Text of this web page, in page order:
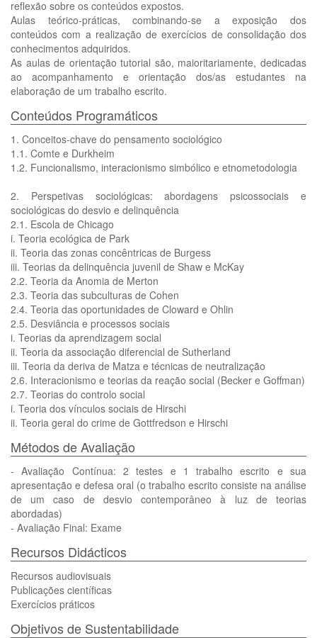
reflexão sobre os conteúdos expostos.
Aulas teórico-práticas, combinando-se a exposição dos
conteúdos com a realização de exercícios de consolidação dos
conhecimentos adquiridos.
As aulas de orientação tutorial são, maioritariamente, dedicadas
ao acompanhamento e orientação dos/as estudantes na
elaboração de um trabalho escrito.
Conteúdos Programáticos
1. Conceitos-chave do pensamento sociológico
1.1. Comte e Durkheim
1.2. Funcionalismo, interacionismo simbólico e etnometodologia
2. Perspetivas sociológicas: abordagens psicossociais e
sociológicas do desvio e delinquência
2.1. Escola de Chicago
i. Teoria ecológica de Park
ii. Teoria das zonas concêntricas de Burgess
iii. Teorias da delinquência juvenil de Shaw e McKay
2.2. Teoria da Anomia de Merton
2.3. Teoria das subculturas de Cohen
2.4. Teoria das oportunidades de Cloward e Ohlin
2.5. Desviância e processos sociais
i. Teorias da aprendizagem social
ii. Teoria da associação diferencial de Sutherland
iii. Teoria da deriva de Matza e técnicas de neutralização
2.6. Interacionismo e teorias da reação social (Becker e Goffman)
2.7. Teorias do controlo social
i. Teoria dos vínculos sociais de Hirschi
ii. Teoria geral do crime de Gottfredson e Hirschi
Métodos de Avaliação
- Avaliação Contínua: 2 testes e 1 trabalho escrito e sua
apresentação e defesa oral (o trabalho escrito consiste na análise
de um caso de desvio contemporâneo à luz de teorias
abordadas)
- Avaliação Final: Exame
Recursos Didácticos
Recursos audiovisuais
Publicações científicas
Exercícios práticos
Objetivos de Sustentabilidade